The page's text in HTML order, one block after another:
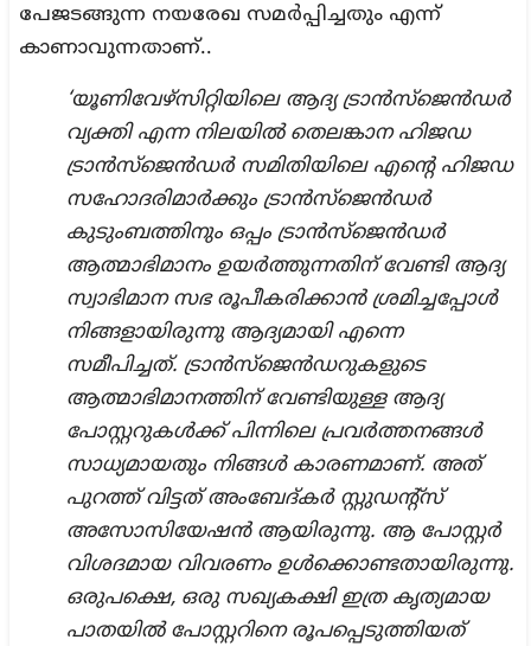
പേജടങ്ങുന്ന നയരേഖ സമർപ്പിച്ചതും എന്ന്
കാണാവുന്നതാണ്..
‘യൂണിവേഴ്‌സിറ്റിയിലെ ആദ്യ ട്രാൻസ്‍ജെൻഡർ
വ്യക്തി എന്ന നിലയിൽ തെലങ്കാന ഹിജഡ
ട്രാൻസ്‍ജെൻഡർ സമിതിയിലെ എന്റെ ഹിജഡ
സഹോദരിമാർക്കും ട്രാൻസ്‍ജെൻഡർ
കുടുംബത്തിനും ഒപ്പം ട്രാൻസ്‍ജെൻഡർ
ആത്മാഭിമാനം ഉയർത്തുന്നതിന് വേണ്ടി ആദ്യ
സ്വാഭിമാന സഭ രൂപീകരിക്കാൻ ശ്രമിച്ചപ്പോൾ
നിങ്ങളായിരുന്നു ആദ്യമായി എന്നെ
സമീപിച്ചത്. ട്രാൻസ്‍ജെൻഡറുകളുടെ
ആത്മാഭിമാനത്തിന് വേണ്ടിയുള്ള ആദ്യ
പോസ്റ്ററുകൾക്ക് പിന്നിലെ പ്രവർത്തനങ്ങൾ
സാധ്യമായതും നിങ്ങൾ കാരണമാണ്. അത്
പുറത്ത് വിട്ടത് അംബേദ്‌കർ സ്റ്റുഡന്റ്സ്
അസോസിയേഷൻ ആയിരുന്നു. ആ പോസ്റ്റർ
വിശദമായ വിവരണം ഉൾക്കൊണ്ടതായിരുന്നു.
ഒരുപക്ഷെ, ഒരു സഖ്യകക്ഷി ഇത്ര കൃത്യമായ
പാതയിൽ പോസ്റ്ററിനെ രൂപപ്പെടുത്തിയത്